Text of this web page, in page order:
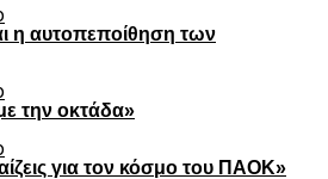
η αυτοπεποίθηση των
την οκτάδα»
για τον κόσμο του ΠΑΟΚ»